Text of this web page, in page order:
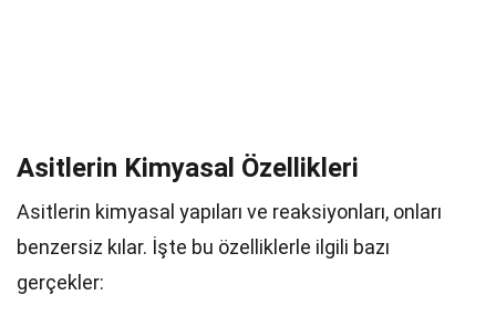
Asitlerin Kimyasal Özellikleri
Asitlerin kimyasal yapıları ve reaksiyonları, onları
benzersiz kılar. İşte bu özelliklerle ilgili bazı
gerçekler: